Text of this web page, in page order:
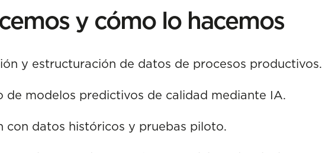
y cómo lo hacemos
y estructuración de datos de procesos productivos.
de modelos predictivos de calidad mediante IA.
con datos históricos y pruebas piloto.